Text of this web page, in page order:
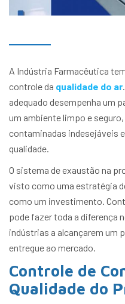
A Indústria Farmacêutica
controle da qualidade do ar
adequado desempenha um
um ambiente limpo e
contaminadas indesejáveis
qualidade.
O sistema de exaustão na
visto como uma estratégia
como um investimento.
pode fazer toda a diferença
indústrias a alcançarem um
entregue ao mercado.
Controle de
Qualidade do